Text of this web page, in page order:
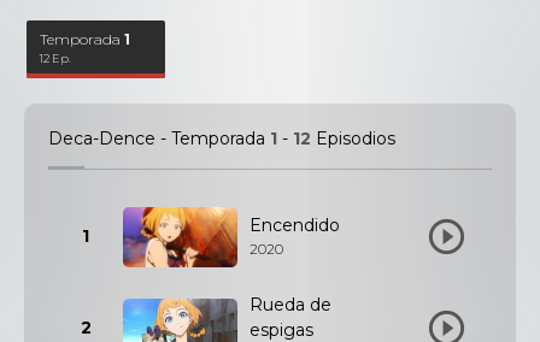
Temporada1
12 Ep.
Deca-Dence - Temporada 1 - 12 Episodios
1 Encendido
2020
2
Rueda de
espigas